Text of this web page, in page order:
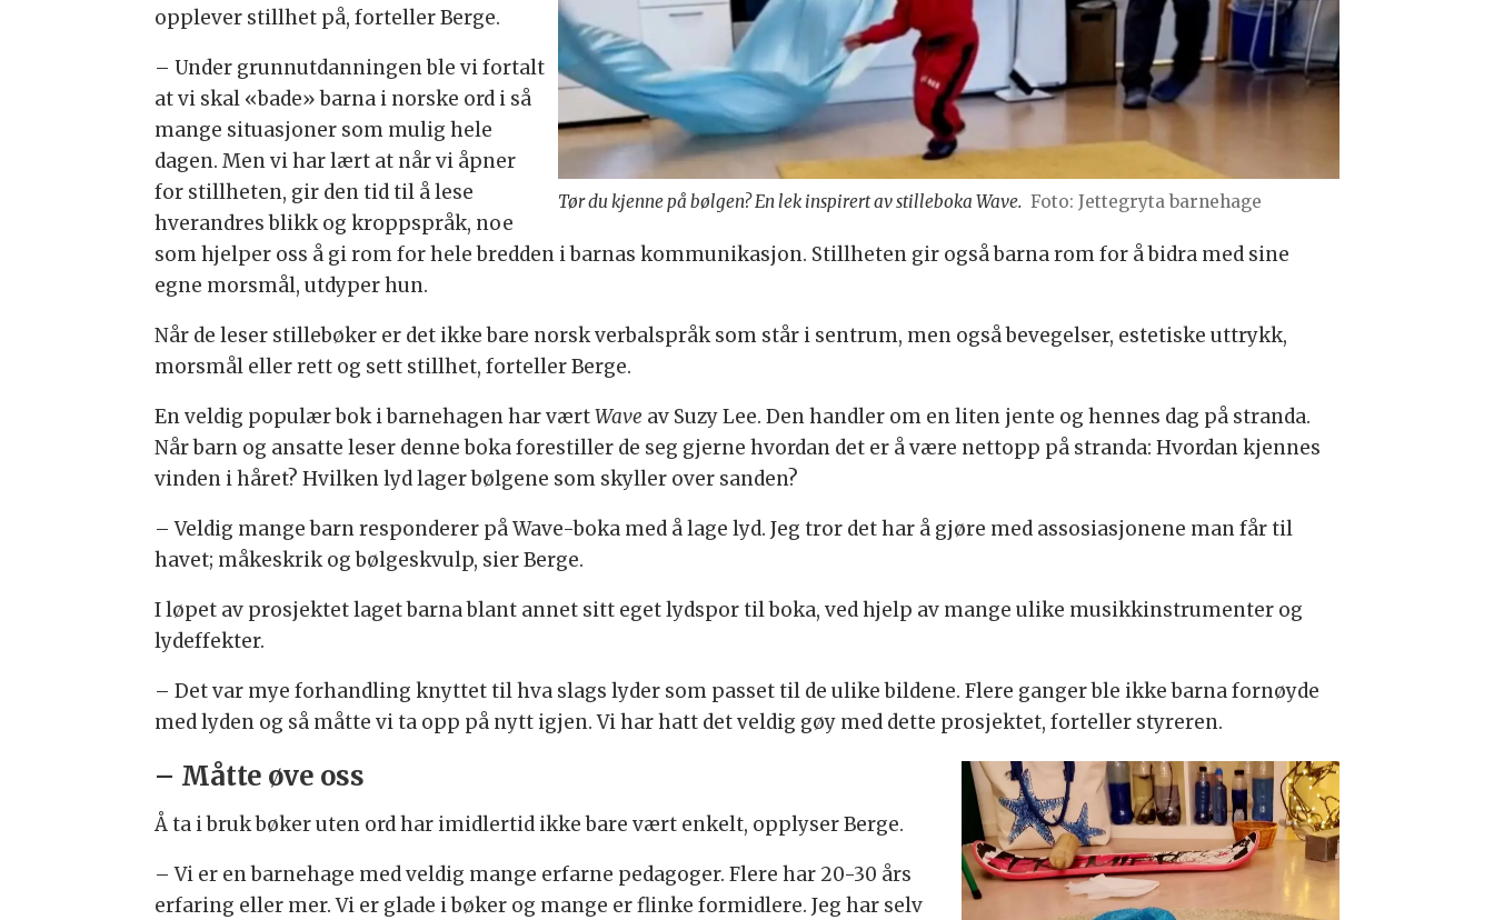
Tør du kjenne på bølgen? En lek inspirert av stilleboka Wave. Foto: Jettegryta barnehage
opplever stillhet på, forteller Berge.
– Under grunnutdanningen ble vi fortalt
at vi skal «bade» barna i norske ord i så
mange situasjoner som mulig hele
dagen. Men vi har lært at når vi åpner
for stillheten, gir den tid til å lese
hverandres blikk og kroppspråk, noe
som hjelper oss å gi rom for hele bredden i barnas kommunikasjon. Stillheten gir også barna rom for å bidra med sine
egne morsmål, utdyper hun.
Når de leser stillebøker er det ikke bare norsk verbalspråk som står i sentrum, men også bevegelser, estetiske uttrykk,
morsmål eller rett og sett stillhet, forteller Berge.
En veldig populær bok i barnehagen har værtWave av Suzy Lee. Den handler om en liten jente og hennes dag på stranda.
Når barn og ansatte leser denne boka forestiller de seg gjerne hvordan det er å være nettopp på stranda: Hvordan kjennes
vinden i håret? Hvilken lyd lager bølgene som skyller over sanden?
– Veldig mange barn responderer på Wave-boka med å lage lyd. Jeg tror det har å gjøre med assosiasjonene man får til
havet; måkeskrik og bølgeskvulp, sier Berge.
I løpet av prosjektet laget barna blant annet sitt eget lydspor til boka, ved hjelp av mange ulike musikkinstrumenter og
lydeffekter.
– Det var mye forhandling knyttet til hva slags lyder som passet til de ulike bildene. Flere ganger ble ikke barna fornøyde
med lyden og så måtte vi ta opp på nytt igjen. Vi har hatt det veldig gøy med dette prosjektet, forteller styreren.
– Måtte øve oss
Å ta i bruk bøker uten ord har imidlertid ikke bare vært enkelt, opplyser Berge.
– Vi er en barnehage med veldig mange erfarne pedagoger. Flere har 20-30 års
erfaring eller mer. Vi er glade i bøker og mange er flinke formidlere. Jeg har selv